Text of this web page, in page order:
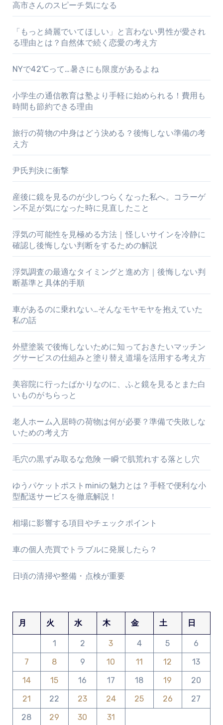
高市さんのスピーチ気になる
「もっと綺麗でいてほしい」と言わない男性が愛され
る理由とは？自然体で続く恋愛の考え方
NYで42℃って…暑さにも限度があるよね
小学生の通信教育は塾より手軽に始められる！費用も
時間も節約できる理由
旅行の荷物の中身はどう決める？後悔しない準備の考
え方
尹氏判決に衝撃
産後に鏡を見るのが少しつらくなった私へ。コラーゲ
ン不足が気になった時に見直したこと
浮気の可能性を見極める方法｜怪しいサインを冷静に
確認し後悔しない判断をするための解説
浮気調査の最適なタイミングと進め方｜後悔しない判
断基準と具体的手順
車があるのに乗れない…そんなモヤモヤを抱えていた
私の話
外壁塗装で後悔しないために知っておきたいマッチン
グサービスの仕組みと塗り替え道場を活用する考え方
美容院に行ったばかりなのに、ふと鏡を見るとまた白
いものがちらっと
老人ホーム入居時の荷物は何が必要？準備で失敗しな
いための考え方
毛穴の黒ずみ取るな危険 一瞬で肌荒れする落とし穴
ゆうパケットポストminiの魅力とは？手軽で便利な小
型配送サービスを徹底解説！
相場に影響する項目やチェックポイント
車の個人売買でトラブルに発展したら？
日頃の清掃や整備・点検が重要
月 火 水 木 金 土 日
1 2 3 4 5
6
7
8 9 10 11 12
13
14
15 16 17 18 19
20
21
22 23 24 25 26
27
28
29 30 31